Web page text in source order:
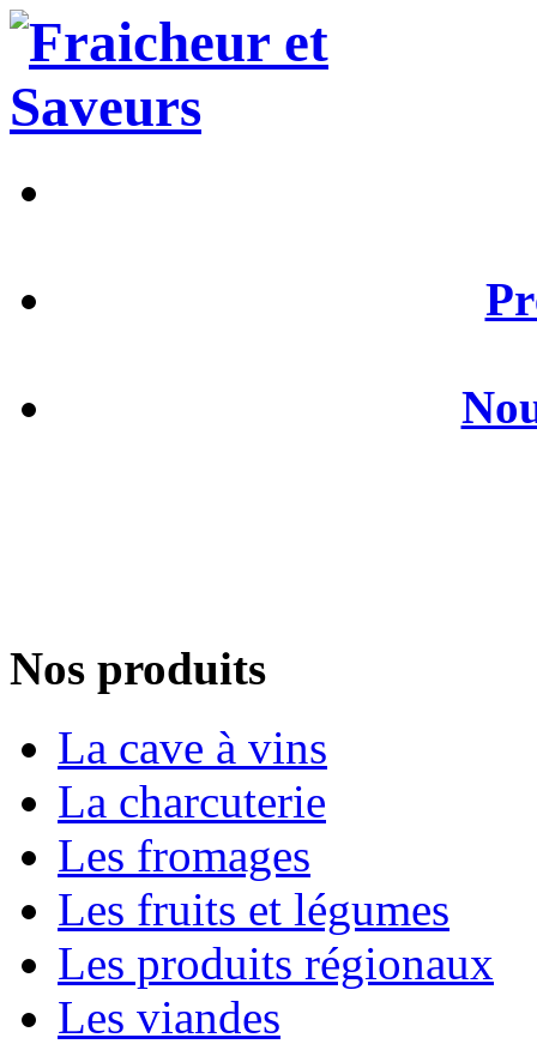
Nos produits
La cave à vins
La charcuterie
Les fromages
Les fruits et légumes
Les produits régionaux
Les viandes